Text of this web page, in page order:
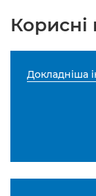
Корисні
Докладніша